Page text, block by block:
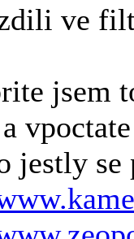
ve
jsem
jestly se